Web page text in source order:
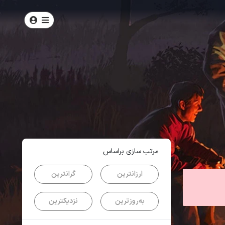
مرتب سازی براساس
ارزانترین گرانترین
به‌روزترین نزدیکترین